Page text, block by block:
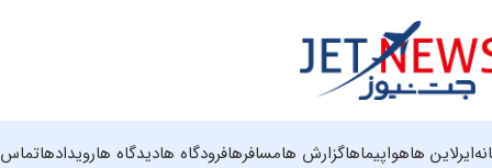
ایرلاین هاهواپیماهاگزارش هامسافرهافرودگاه هادیدگاه هارویدادهاتماس